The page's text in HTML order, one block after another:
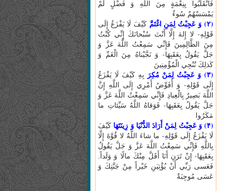
فَانْقَلَبُوا بِنِعْمَةٍ مِنَ اللَّهِ وَ فَضْلٍ لَمْ
يَمْسَسْهُمْ سُوءٌ
(۲) وَ عَجِبْتُ لِمَنِ اغْتَمَّ
كَيْفَ لَا يَفْزَعُ إِلَى
قَوْلِهِ- لا إِلهَ إِلَّا أَنْتَ سُبْحانَكَ إِنِّي كُنْتُ
مِنَ الظَّالِمِينَ فَإِنِّي سَمِعْتُ اللَّهَ عَزَّ وَ
جَلَّ يَقُولُ بِعَقَبِهَا- وَ نَجَّيْناهُ مِنَ الْغَمِّ وَ
كَذلِكَ نُنْجِي الْمُؤْمِنِينَ
(۳) وَ عَجِبْتُ لِمَنْ مُكِرَ
بِهِ كَيْفَ لَا يَفْزَعُ
إِلَى قَوْلِهِ- وَ أُفَوِّضُ أَمْرِي إِلَى اللَّهِ إِنَّ
اللَّهَ بَصِيرٌ بِالْعِبادِ فَإِنِّي سَمِعْتُ اللَّهَ عَزَّ وَ
جَلَّ يَقُولُ بِعَقَبِهَا- فَوَقاهُ اللَّهُ سَيِّئاتِ ما
مَكَرُوا
(۴) وَ عَجِبْتُ لِمَنْ أَرَادَ الدُّنْيَا وَ زِينَتَهَا
كَيْفَ
لَا يَفْزَعُ إِلَى قَوْلِهِ- ما شاءَ اللَّهُ لا قُوَّةَ إِلَّا
بِاللَّهِ فَإِنِّي سَمِعْتُ اللَّهَ عَزَّ وَ جَلَّ يَقُولُ
بِعَقَبِهَا- إِنْ تَرَنِ أَنَا أَقَلَّ مِنْكَ مالًا وَ وَلَداً.
فَعَسى‏ رَبِّي أَنْ يُؤْتِيَنِ خَيْراً مِنْ جَنَّتِكَ وَ
عَسَى مُوجِبَةٌ